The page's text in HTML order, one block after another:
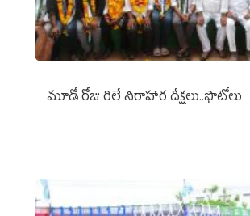
మూడో రోజు రిలే నిరాహార దీక్షలు..ఫొటోలు